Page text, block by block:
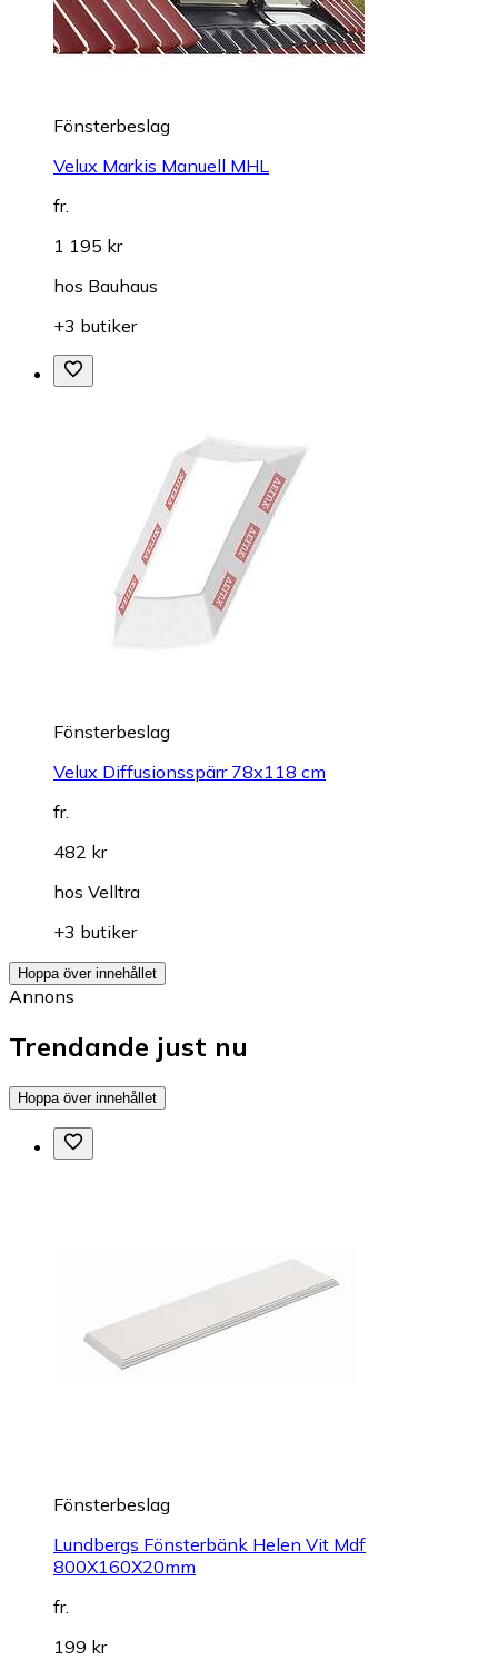
Fönsterbeslag
Velux Markis Manuell MHL
fr.
1 195 kr
hos Bauhaus
+3 butiker
Fönsterbeslag
Velux Diffusionsspärr 78x118 cm
fr.
482 kr
hos Velltra
+3 butiker
Hoppa över innehållet
Annons
Trendande just nu
Hoppa över innehållet
Fönsterbeslag
Lundbergs Fönsterbänk Helen Vit Mdf
800X160X20mm
fr.
199 kr